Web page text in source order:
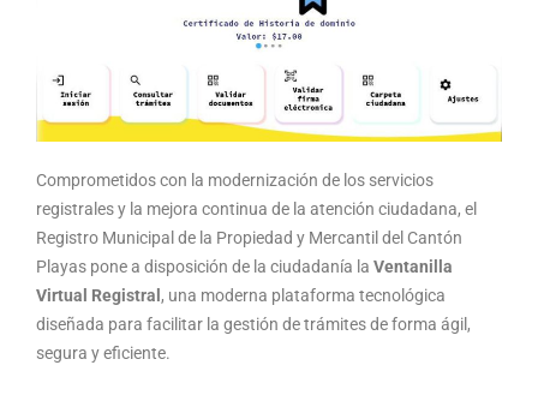
Comprometidos con la modernización de los servicios
registrales y la mejora continua de la atención ciudadana, el
Registro Municipal de la Propiedad y Mercantil del Cantón
Playas pone a disposición de la ciudadanía la Ventanilla
Virtual Registral , una moderna plataforma tecnológica
diseñada para facilitar la gestión de trámites de forma ágil,
segura y eficiente.